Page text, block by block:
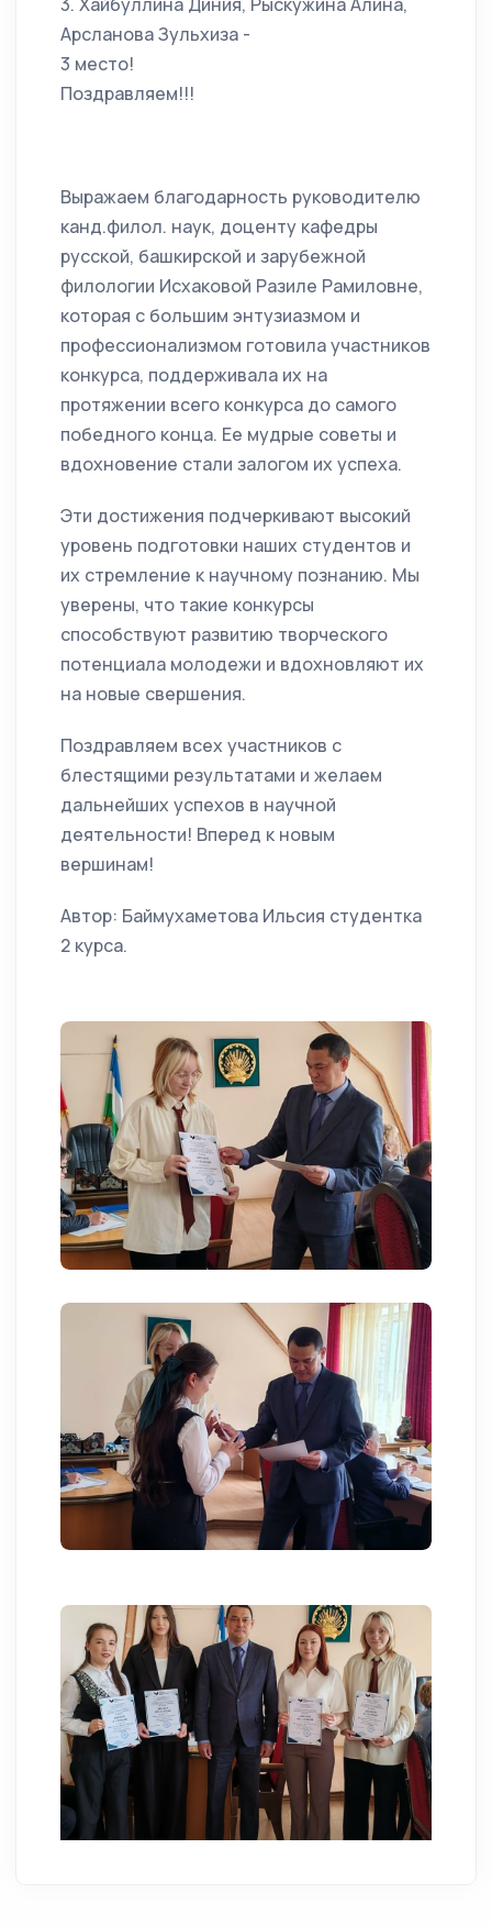
Арсланова Зульхиза -
3 место!
Поздравляем!!!
Выражаем благодарность руководителю
канд.филол. наук, доценту кафедры
русской, башкирской и зарубежной
филологии Исхаковой Разиле Рамиловне,
которая с большим энтузиазмом и
профессионализмом готовила участников
конкурса, поддерживала их на
протяжении всего конкурса до самого
победного конца. Ее мудрые советы и
вдохновение стали залогом их успеха.
Эти достижения подчеркивают высокий
уровень подготовки наших студентов и
их стремление к научному познанию. Мы
уверены, что такие конкурсы
способствуют развитию творческого
потенциала молодежи и вдохновляют их
на новые свершения.
Поздравляем всех участников с
блестящими результатами и желаем
дальнейших успехов в научной
деятельности! Вперед к новым
вершинам!
Автор: Баймухаметова Ильсия студентка
2 курса.